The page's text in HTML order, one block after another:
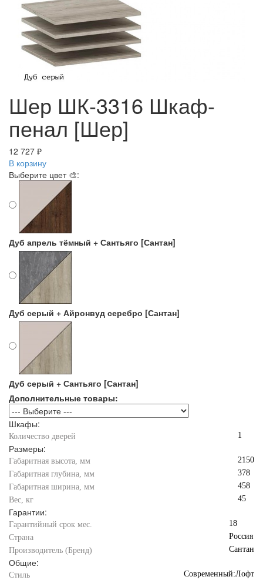
Шер ШК-3316 Шкаф-
пенал [Шер]
12 727 ₽
В корзину
Выберите цвет 🎨:
Дуб апрель тёмный + Сантьяго [Сантан]
Дуб серый + Айронвуд серебро [Сантан]
Дуб серый + Сантьяго [Сантан]
Дополнительные товары:
Шкафы:
Количество дверей 1
Размеры:
Габаритная высота, мм
2150
Габаритная глубина, мм
378
Габаритная ширина, мм
458
Вес, кг
45
Гарантии:
Гарантийный срок мес.
18
Страна
Россия
Производитель (Бренд)
Сантан
Общие:
Стиль
Современный:Лофт